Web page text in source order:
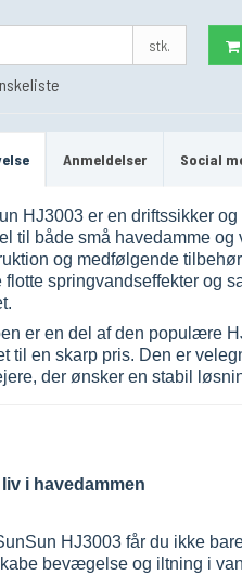
stk.
Anmeldelser Social
HJ3003 er en driftssikker
til både små havedamme og
og medfølgende
flotte springvandseffekter og
er en del af den populære
til en skarp pris. Den er
der ønsker en stabil
i havedammen
HJ3003 får du ikke
bevægelse og iltning i